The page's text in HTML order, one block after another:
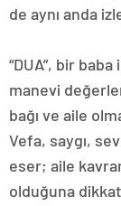
de aynı anda
“DUA”, bir
manevi
bağı ve aile
Vefa, saygı,
eser; aile
olduğuna